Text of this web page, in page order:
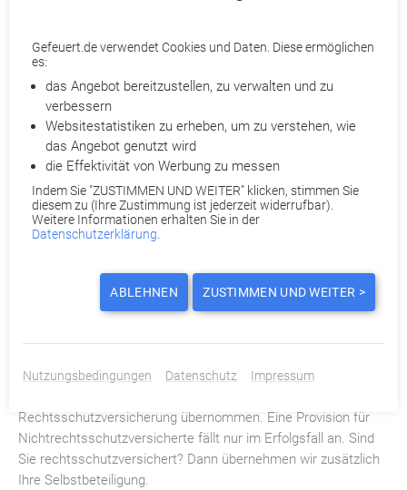
Stelle unverzichtbar sein soll. Ob eine Kündigung Bestand hat,
entscheidet sich auch daran, wie nah die Aufgabe am
religiösen Kernauftrag der Einrichtung liegt und ob
vergleichbare Beschäftigte denselben Anforderungen
unterliegen.
Gefeuert.de macht sich für Ihre Abfindung stark!
Partneranwälte prüfen Ihre Kündigung
Ihnen wurde gekündigt? Holen Sie ohne Kostenrisiko das
Bestmögliche mitGefeuert.deheraus. Je nach Fall ist eine
Wandlung einer außerordentlichen Kündigung in eine
ordentliche möglich. Qualifizierte Partneranwälte prüfen
detailliert Ihre Kündigung und beraten Sie telefonisch.
entstehen dabei keine Anwalts- und Verfahrenskosten. Denn
Rechtsschutzversicherung übernommen. Eine Provision für
Nichtrechtsschutzversicherte fällt nur im Erfolgsfall an. Sind
Sie rechtsschutzversichert? Dann übernehmen wir zusätzlich
Ihre Selbstbeteiligung.
Gefeuert.de verwendet Cookies und Daten. Diese ermöglichen
es:
das Angebot bereitzustellen, zu verwalten und zu
verbessern
Websitestatistiken zu erheben, um zu verstehen, wie
das Angebot genutzt wird
die Effektivität von Werbung zu messen
Indem Sie "ZUSTIMMEN UND WEITER" klicken, stimmen Sie
diesem zu (Ihre Zustimmung ist jederzeit widerrufbar).
Weitere Informationen erhalten Sie in der
Datenschutzerklärung
ABLEHNEN ZUSTIMMEN UND WEITER >
Nutzungsbedingungen Datenschutz Impressum